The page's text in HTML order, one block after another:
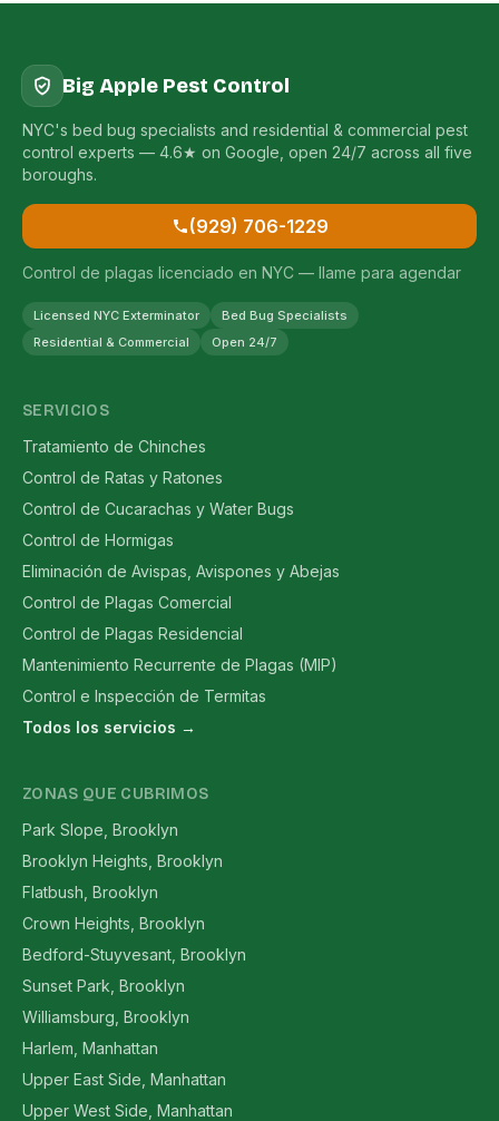
Big Apple Pest Control
NYC's bed bug specialists and residential & commercial pest
control experts — 4.6★ on Google, open 24/7 across all five
boroughs.
(929) 706-1229
Control de plagas licenciado en NYC — llame para agendar
Licensed NYC Exterminator
Bed Bug Specialists
Residential & Commercial
Open 24/7
SERVICIOS
Tratamiento de Chinches
Control de Ratas y Ratones
Control de Cucarachas y Water Bugs
Control de Hormigas
Eliminación de Avispas, Avispones y Abejas
Control de Plagas Comercial
Control de Plagas Residencial
Mantenimiento Recurrente de Plagas (MIP)
Control e Inspección de Termitas
Todos los servicios →
ZONAS QUE CUBRIMOS
Park Slope, Brooklyn
Brooklyn Heights, Brooklyn
Flatbush, Brooklyn
Crown Heights, Brooklyn
Bedford-Stuyvesant, Brooklyn
Sunset Park, Brooklyn
Williamsburg, Brooklyn
Harlem, Manhattan
Upper East Side, Manhattan
Upper West Side, Manhattan